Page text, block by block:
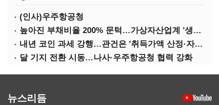
(인사)우주항공청
높아진 부채비율 200% 문턱…가상자산업계 '생존 시험대'
내년 코인 과세 강행…관건은 '취득가액 산정·자산 이동'
달 기지 전환 시동…나사·우주항공청 협력 강화
뉴스리듬